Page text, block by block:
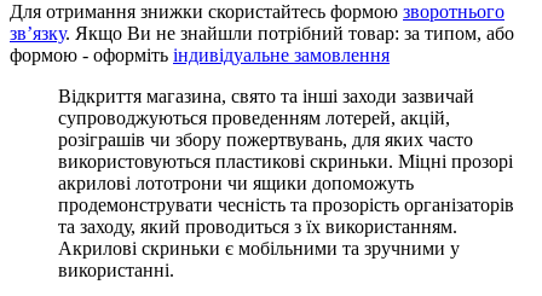
Для отримання знижки скористайтесь формою зворотнього
зв’язку. Якщо Ви не знайшли потрібний товар: за типом, або
формою - оформіть індивідуальне замовлення
Відкриття магазина, свято та інші заходи зазвичай
супроводжуються проведенням лотерей, акцій,
розіграшів чи збору пожертвувань, для яких часто
використовуються пластикові скриньки. Міцні прозорі
акрилові лототрони чи ящики допоможуть
продемонструвати чесність та прозорість організаторів
та заходу, який проводиться з їх використанням.
Акрилові скриньки є мобільними та зручними у
використанні.